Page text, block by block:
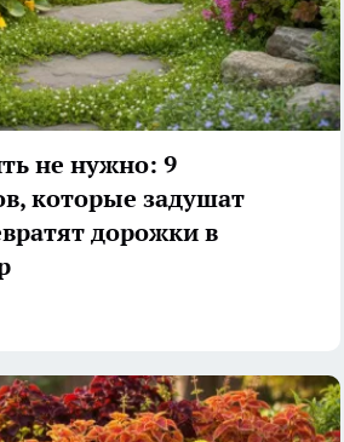
не нужно: 9
которые задушат
дорожки в